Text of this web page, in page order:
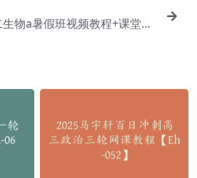
物a暑假班视频教程+课堂笔